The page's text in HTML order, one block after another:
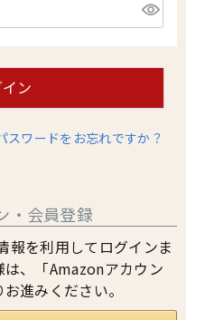
ン
スワードをお忘れですか？
・会員登録
を利用してログインま
、「Amazonアカウン
進みください。